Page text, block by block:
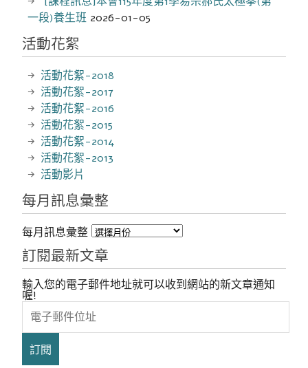
一段)養生班 2026-01-05
活動花絮
活動花絮-2018
活動花絮-2017
活動花絮-2016
活動花絮-2015
活動花絮-2014
活動花絮-2013
活動影片
每月訊息彙整
每月訊息彙整
訂閱最新文章
輸入您的電子郵件地址就可以收到網站的新文章通知
喔!
電
子
郵
位
址